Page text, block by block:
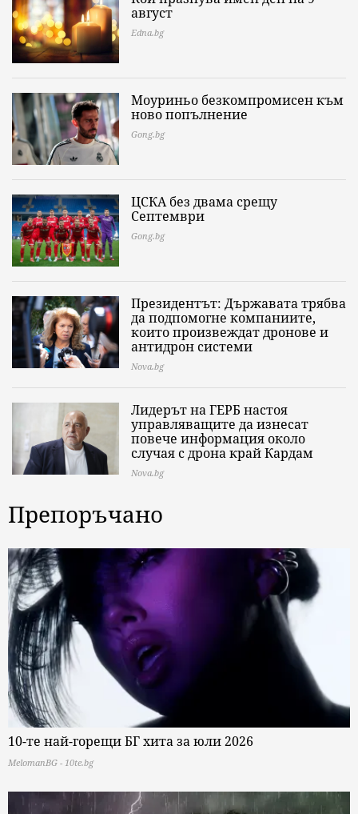
август
Edna.bg
Моуриньо безкомпромисен към
ново попълнение
Gong.bg
ЦСКА без двама срещу
Септември
Gong.bg
Президентът: Държавата трябва
да подпомогне компаниите,
които произвеждат дронове и
антидрон системи
Nova.bg
Лидерът на ГЕРБ настоя
управляващите да изнесат
повече информация около
случая с дрона край Кардам
Nova.bg
Препоръчано
10-те най-горещи БГ хита за юли 2026
MelomanBG - 10te.bg